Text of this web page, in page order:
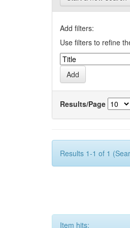
Add filters:
Use filters to refine
Results/Page
Results 1-1 of 1
Item hits: